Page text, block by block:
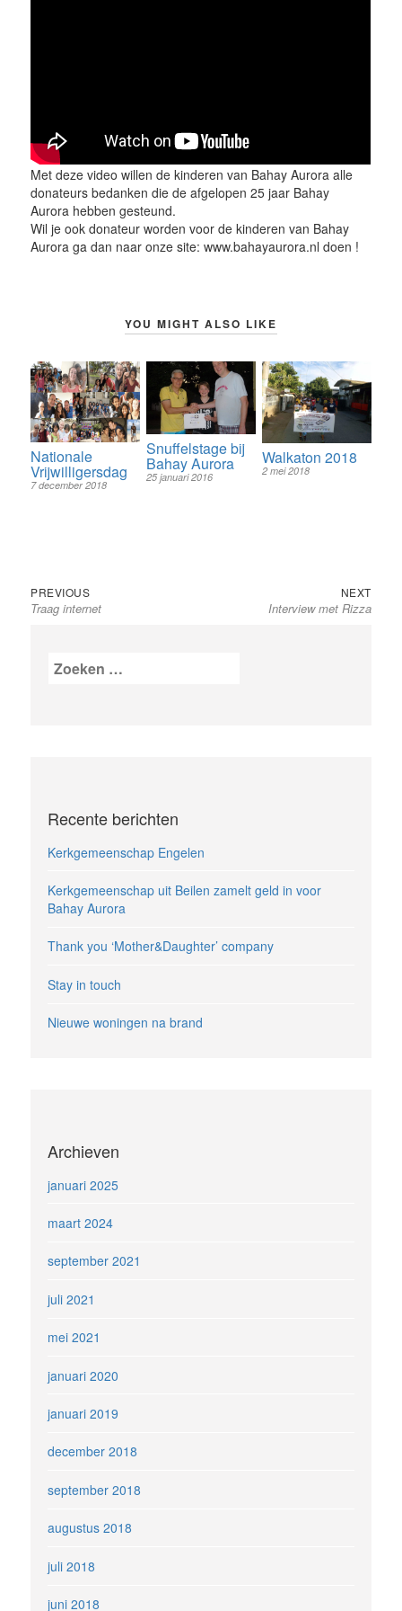
Met deze video willen de kinderen van Bahay Aurora alle
donateurs bedanken die de afgelopen 25 jaar Bahay
Aurora hebben gesteund.
Wil je ook donateur worden voor de kinderen van Bahay
Aurora ga dan naar onze site: www.bahayaurora.nl doen !
YOU MIGHT ALSO LIKE
Nationale
Vrijwilligersdag
7 december 2018
Snuffelstage bij
Bahay Aurora
25 januari 2016
Walkaton 2018
2 mei 2018
Bericht
navigatie
PREVIOUSPrevious
post:
Traag internet
NEXTNext
post:
Interview met Rizza
Zoeken
naar:
Recente berichten
Kerkgemeenschap Engelen
Kerkgemeenschap uit Beilen zamelt geld in voor
Bahay Aurora
Thank you ‘Mother&Daughter’ company
Stay in touch
Nieuwe woningen na brand
Archieven
januari 2025
maart 2024
september 2021
juli 2021
mei 2021
januari 2020
januari 2019
december 2018
september 2018
augustus 2018
juli 2018
juni 2018